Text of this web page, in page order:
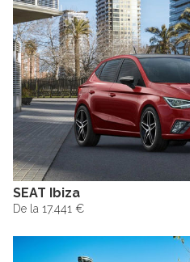
SEAT Ibiza
De la 17.441 €